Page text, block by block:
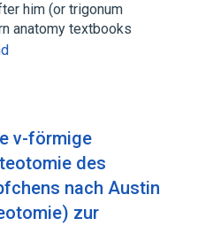
him (or trigonum
anatomy textbooks
v-förmige
des
nach Austin
zur